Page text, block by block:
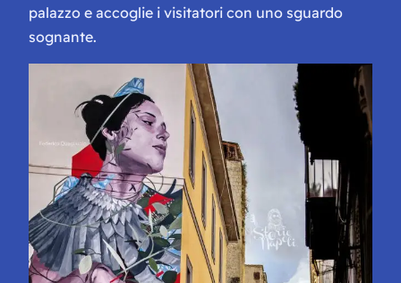
palazzo e accoglie i visitatori con uno sguardo
sognante.